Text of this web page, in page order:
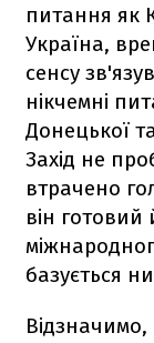
питання як
Україна,
сенсу
нікчемні
Донецької
Захід не
втрачено
він готовий
базується